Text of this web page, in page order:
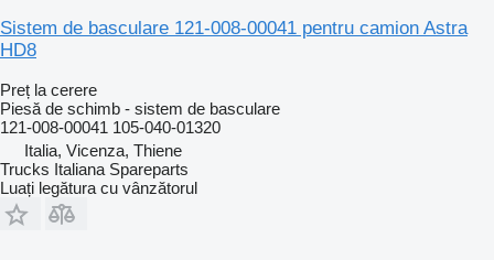
Sistem de basculare 121-008-00041 pentru camion Astra
HD8
Preț la cerere
Piesă de schimb - sistem de basculare
121-008-00041 105-040-01320
Italia, Vicenza, Thiene
Trucks Italiana Spareparts
Luați legătura cu vânzătorul